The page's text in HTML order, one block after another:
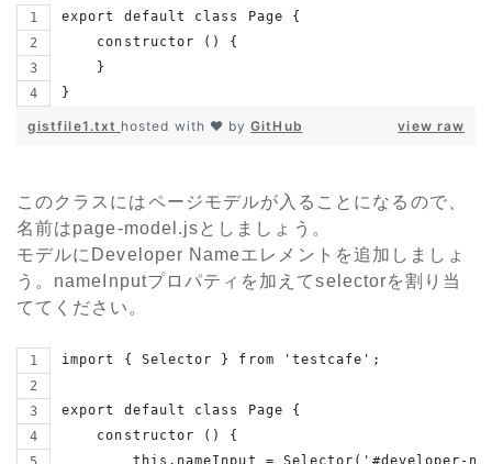
export default class Page {
    constructor () {
    }
}
view raw
gistfile1.txt hosted with ❤ byGitHub
このクラスにはページモデルが入ることになるので、
名前はpage-model.jsとしましょう。
モデルにDeveloper Nameエレメントを追加しましょ
う。nameInputプロパティを加えてselectorを割り当
ててください。
import { Selector } from 'testcafe';
export default class Page {
    constructor () {
this.nameInput = Selector('#developer-